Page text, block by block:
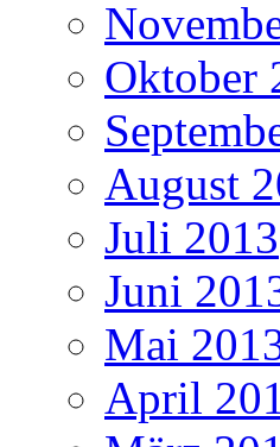
Oktober
August
Juli 2013
Juni
Mai
April